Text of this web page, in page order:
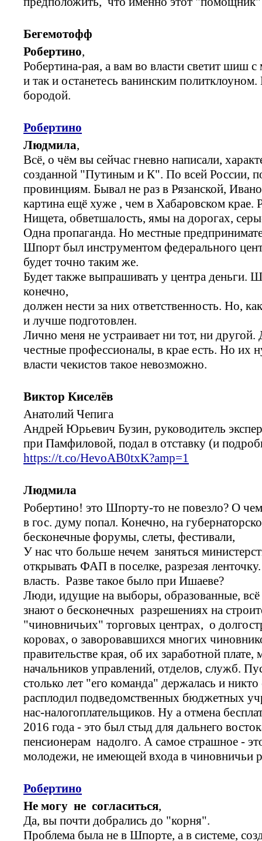
Бегемотофф
Робертино,
Робертина-рая, а вам во власти светит шиш
и так и останетесь ванинским
бородой.
Робертино
Людмила,
Всё, о чём вы сейчас гневно написали,
созданной "Путиным и К". По всей России,
провинциям. Бывал не раз в Рязанской,
картина ещё хуже , чем в Хабаровском крае.
Нищета, обветшалость, ямы на дорогах,
Одна пропаганда. Но местные
Шпорт был инструментом федерального
будет точно таким же.
Будет также выпрашивать у центра деньги.
конечно,
должен нести за них ответственность. Но,
и лучше подготовлен.
Лично меня не устраивает ни тот, ни
честные профессионалы, в крае есть. Но их
власти чекистов такое невозможно.
Виктор Киселёв
Анатолий Чепига
Андрей Юрьевич Бузин, руководитель
при Памфиловой, подал в отставку (и
https://t.co/HevoAB0txK?amp=1
Людмила
Робертино! это Шпорту-то не повезло? О
в гос. думу попал. Конечно, на
бесконечные форумы, слеты, фестивали,
У нас что больше нечем заняться
открывать ФАП в поселке, разрезая
власть. Разве такое было при Ишаеве?
Люди, идущие на выборы, образованные,
знают о бесконечных разрешениях на
"чиновничьих" торговых центрах, о
коровах, о заворовавшихся многих
правительстве края, об их заработной
начальников управлений, отделов, служб.
столько лет "его команда" держалась и
расплодил подведомственных бюджетных
нас-налогоплательщиков. Ну а отмена
2016 года - это был стыд для дальнего
пенсионерам надолго. А самое страшное -
молодежи, не имеющей входа в чиновничьи
Робертино
Не могу не согласиться,
Да, вы почти добрались до "корня".
Проблема была не в Шпорте, а в системе,